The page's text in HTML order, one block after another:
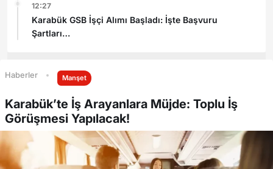
12:27
Karabük GSB İşçi Alımı Başladı: İşte Başvuru
Şartları
Haberler Manşet
Karabük’te İş Arayanlara Müjde: Toplu İş
Görüşmesi Yapılacak!